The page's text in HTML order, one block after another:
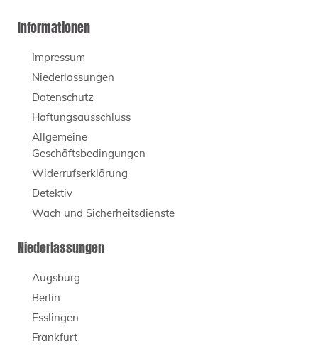
Informationen
Impressum
Niederlassungen
Datenschutz
Haftungsausschluss
Allgemeine
Geschäftsbedingungen
Widerrufserklärung
Detektiv
Wach und Sicherheitsdienste
Niederlassungen
Augsburg
Berlin
Esslingen
Frankfurt